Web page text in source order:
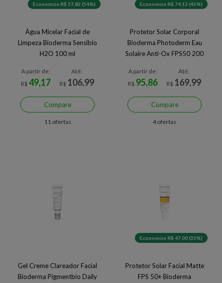
Economize R$ 57,82 (54%)
Água Micelar Facial de
Limpeza Bioderma Sensibio
H2O 100 ml
A partir de:
R$ 49,17
Até:
R$ 106,99
Compare
11 ofertas
Economize R$ 74,13 (43%)
Protetor Solar Corporal
Bioderma Photoderm Eau
Solaire Anti-Ox FPS50 200
A partir de:
R$ 95,86
Até:
R$ 169,99
Compare
4 ofertas
Gel Creme Clareador Facial
Bioderma Pigmentbio Daily
Economize R$ 47,00 (33%)
Protetor Solar Facial Matte
FPS 50+ Bioderma